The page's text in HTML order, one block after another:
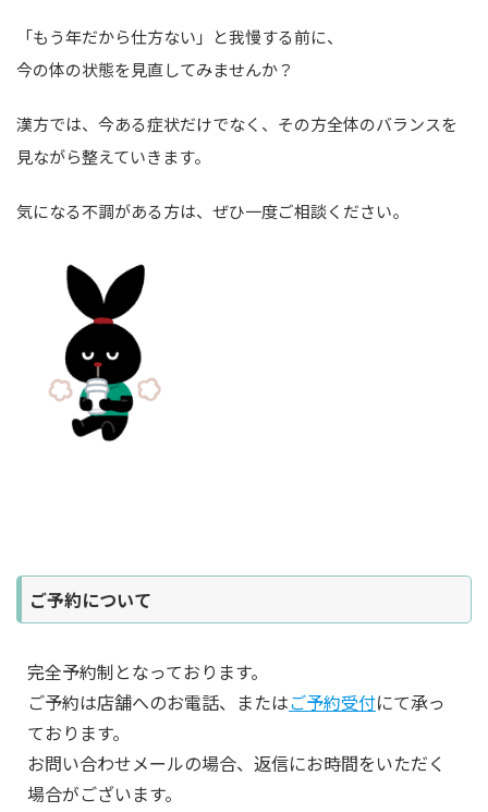
「もう年だから仕方ない」と我慢する前に、
今の体の状態を見直してみませんか？
漢方では、今ある症状だけでなく、その方全体のバランスを
見ながら整えていきます。
気になる不調がある方は、ぜひ一度ご相談ください。
ご予約について
完全予約制となっております。
ご予約は店舗へのお電話、またはご予約受付にて承っ
ております。
お問い合わせメールの場合、返信にお時間をいただく
場合がございます。